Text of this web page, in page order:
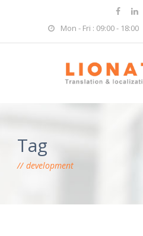
Mon - Fri : 09:00 - 18:00
Tag
development